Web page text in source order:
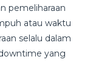
pemeliharaan
atau waktu
selalu dalam
yang